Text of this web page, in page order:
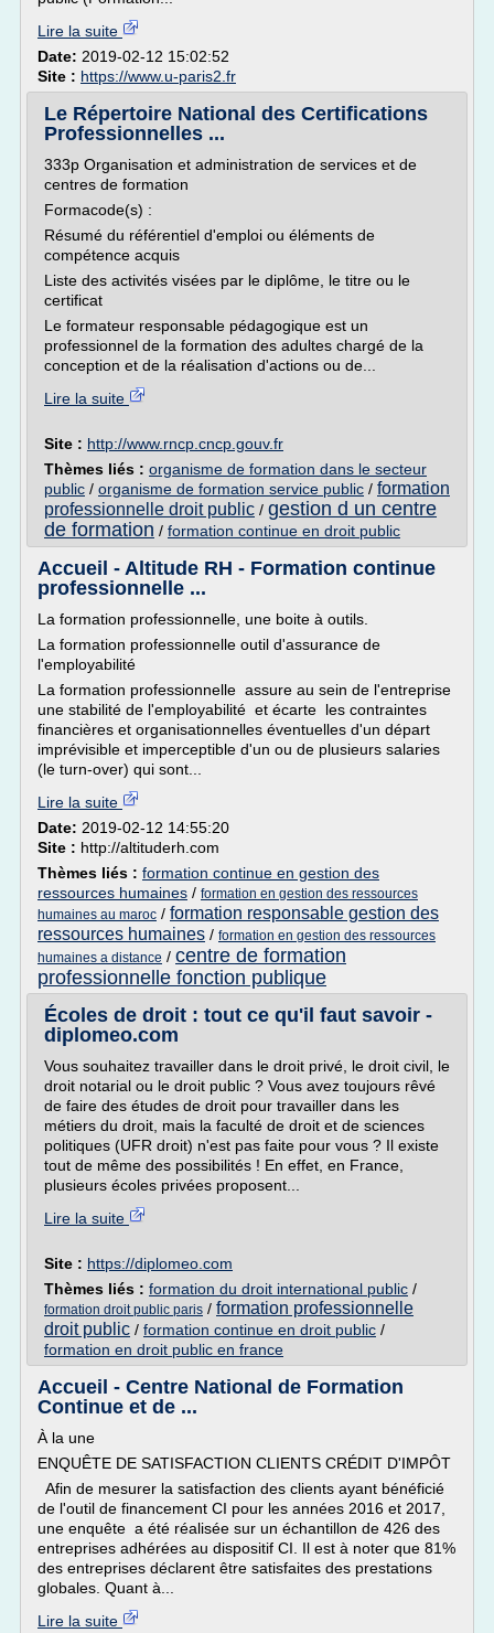
Lire la suite
Date: 2019-02-12 15:02:52
Site : https://www.u-paris2.fr
Le Répertoire National des Certifications
Professionnelles ...
333p Organisation et administration de services et de
centres de formation
Formacode(s) :
Résumé du référentiel d'emploi ou éléments de
compétence acquis
Liste des activités visées par le diplôme, le titre ou le
certificat
Le formateur responsable pédagogique est un
professionnel de la formation des adultes chargé de la
conception et de la réalisation d'actions ou de...
Lire la suite
Site : http://www.rncp.cncp.gouv.fr
Thèmes liés : organisme de formation dans le secteur
public / organisme de formation service public / formation
professionnelle droit public / gestion d un centre
de formation / formation continue en droit public
Accueil - Altitude RH - Formation continue
professionnelle ...
La formation professionnelle, une boite à outils.
La formation professionnelle outil d'assurance de
l'employabilité
La formation professionnelle assure au sein de l'entreprise
une stabilité de l'employabilité et écarte les contraintes
financières et organisationnelles éventuelles d'un départ
imprévisible et imperceptible d'un ou de plusieurs salaries
(le turn-over) qui sont...
Lire la suite
Date: 2019-02-12 14:55:20
Site : http://altituderh.com
Thèmes liés : formation continue en gestion des
ressources humaines / formation en gestion des ressources
humaines au maroc / formation responsable gestion des
ressources humaines / formation en gestion des ressources
humaines a distance / centre de formation
professionnelle fonction publique
Écoles de droit : tout ce qu'il faut savoir -
diplomeo.com
Vous souhaitez travailler dans le droit privé, le droit civil, le
droit notarial ou le droit public ? Vous avez toujours rêvé
de faire des études de droit pour travailler dans les
métiers du droit, mais la faculté de droit et de sciences
politiques (UFR droit) n'est pas faite pour vous ? Il existe
tout de même des possibilités ! En effet, en France,
plusieurs écoles privées proposent...
Lire la suite
Site : https://diplomeo.com
Thèmes liés : formation du droit international public /
formation droit public paris / formation professionnelle
droit public / formation continue en droit public /
formation en droit public en france
Accueil - Centre National de Formation
Continue et de ...
À la une
ENQUÊTE DE SATISFACTION CLIENTS CRÉDIT D'IMPÔT
Afin de mesurer la satisfaction des clients ayant bénéficié
de l'outil de financement CI pour les années 2016 et 2017,
une enquête a été réalisée sur un échantillon de 426 des
entreprises adhérées au dispositif CI. Il est à noter que 81%
des entreprises déclarent être satisfaites des prestations
globales. Quant à...
Lire la suite